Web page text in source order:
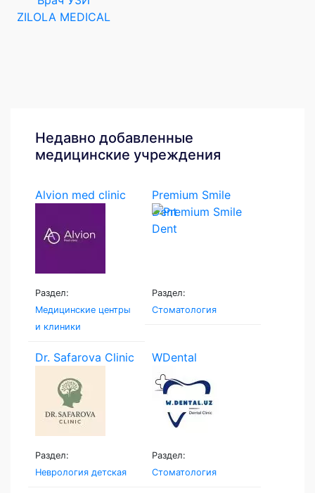
ZILOLA MEDICAL
Недавно добавленные
медицинские учреждения
Alvion med clinic
Раздел:
Медицинские центры
и клиники
Premium Smile
Dent
Раздел:
Стоматология
Dr. Safarova Clinic
Раздел:
Неврология детская
WDental
Раздел:
Стоматология